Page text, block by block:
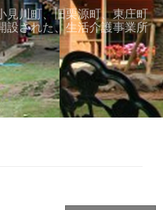
見川町、旧栗源町、東庄町
設された、生活介護事業所